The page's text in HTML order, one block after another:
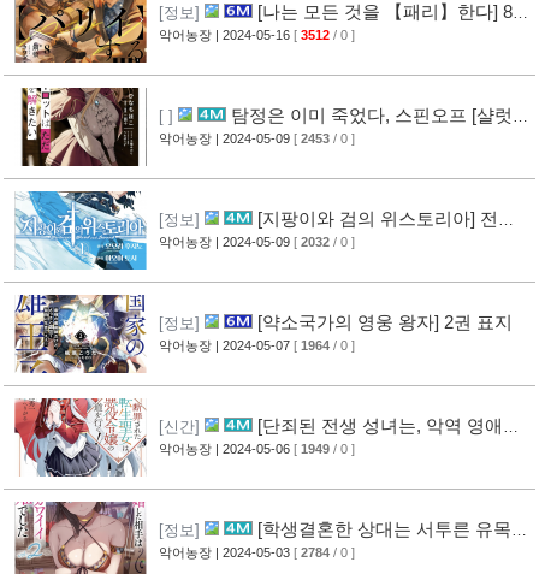
[정보]
[나는 모든 것을 【패리】한다] 8권
표지
악어농장 | 2024-05-16 [ 3512 / 0 ]
[ ]
탐정은 이미 죽었다, 스핀오프 [샬럿은
그저, 사건을 해결하고 싶다.] 1권 표지
악어농장 | 2024-05-09 [ 2453 / 0 ]
[정보]
[지팡이와 검의 위스토리아] 전일
담 소설화 예정
악어농장 | 2024-05-09 [ 2032 / 0 ]
[정보] [약소국가의 영웅 왕자] 2권 표지
악어농장 | 2024-05-07 [ 1964 / 0 ]
[신간]
[단죄된 전생 성녀는, 악역 영애의
길을 간다!] 1권 표지
악어농장 | 2024-05-06 [ 1949 / 0 ]
[정보]
[학생결혼한 상대는 서투른 유목민
족의 공주였습니다] 2권 표지
악어농장 | 2024-05-03 [ 2784 / 0 ]